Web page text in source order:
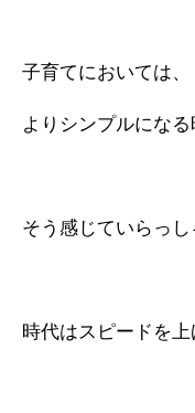
子育てにおいては、
よりシンプルになる
そう感じていらっし
時代はスピードを